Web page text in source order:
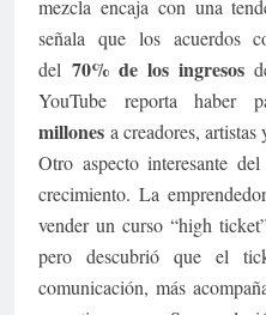
mezcla encaja con una
señala que los acuerdos
del 70% de los ingresos
YouTube reporta haber
millones a creadores,
Otro aspecto interesante
crecimiento. La
vender un curso “high
pero descubrió que el
comunicación, más